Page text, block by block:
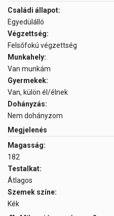
Családi állapot:
Egyedülálló
Végzettség:
Felsőfokú végzettség
Munkahely:
Van munkám
Gyermekek:
Van, külön él/élnek
Dohányzás:
Nem dohányzom
Megjelenés
Magasság:
182
Testalkat:
Átlagos
Szemek színe:
Kék